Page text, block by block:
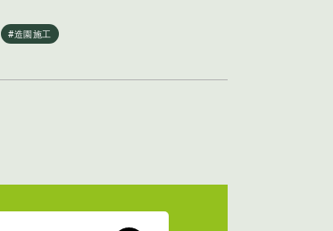
#造園施工